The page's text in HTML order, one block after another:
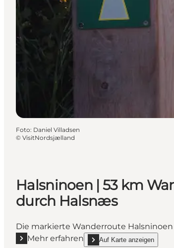
Foto: Daniel Villadsen
© VisitNordsjælland
Halsninoen | 53 km
durch Halsnæs
Die markierte Wanderroute
Mehr erfahren
Mehr erfahren "Halsninoen | 53 km
Auf Karte anzeigen
show Halsninoen | 53 km